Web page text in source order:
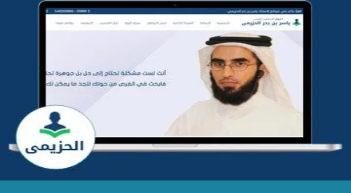
تطوير موقع المدرب ياسر الحزيمي
التفاصيل